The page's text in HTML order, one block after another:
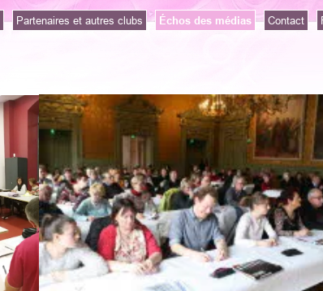
Partenaires et autres clubs Échos des médias Contact